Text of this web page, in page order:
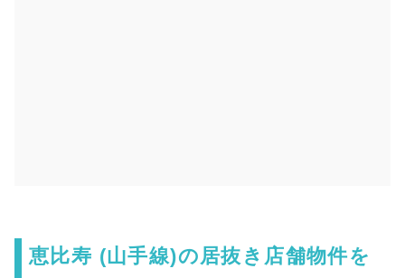
恵比寿 (山手線)の居抜き店舗物件を